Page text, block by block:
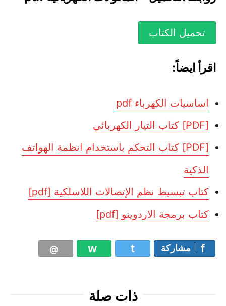
تحميل الكتاب
اقرأ ايضاً:
اساسيات الكهرباء pdf
[PDF] كتاب التيار الكهربائي
[PDF] كتاب التحكم باستخدام انظمة الهواتف
الذكية
كتاب تبسيط نظم الإتصالات اللاسلكية [pdf]
كتاب برمجة الاردوينو [pdf]
مشاركة
ذات صلة